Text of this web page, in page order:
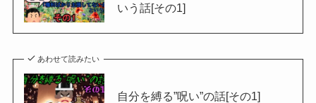
いう話[その1]
あわせて読みたい
自分を縛る”呪い”の話[その1]